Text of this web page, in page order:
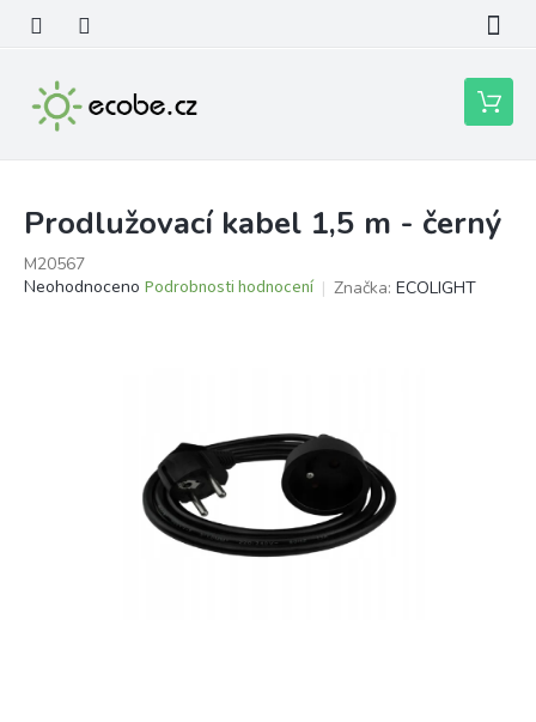
obsah
Nákupní
košík
Prodlužovací kabel 1,5 m - černý
M20567
Průměrné
Neohodnoceno Podrobnosti hodnocení Značka: ECOLIGHT